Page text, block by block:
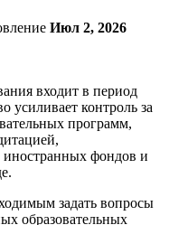
Июл 2, 2026
входит в период
усиливает контроль за
программ,
иностранных фондов и
задать вопросы
образовательных